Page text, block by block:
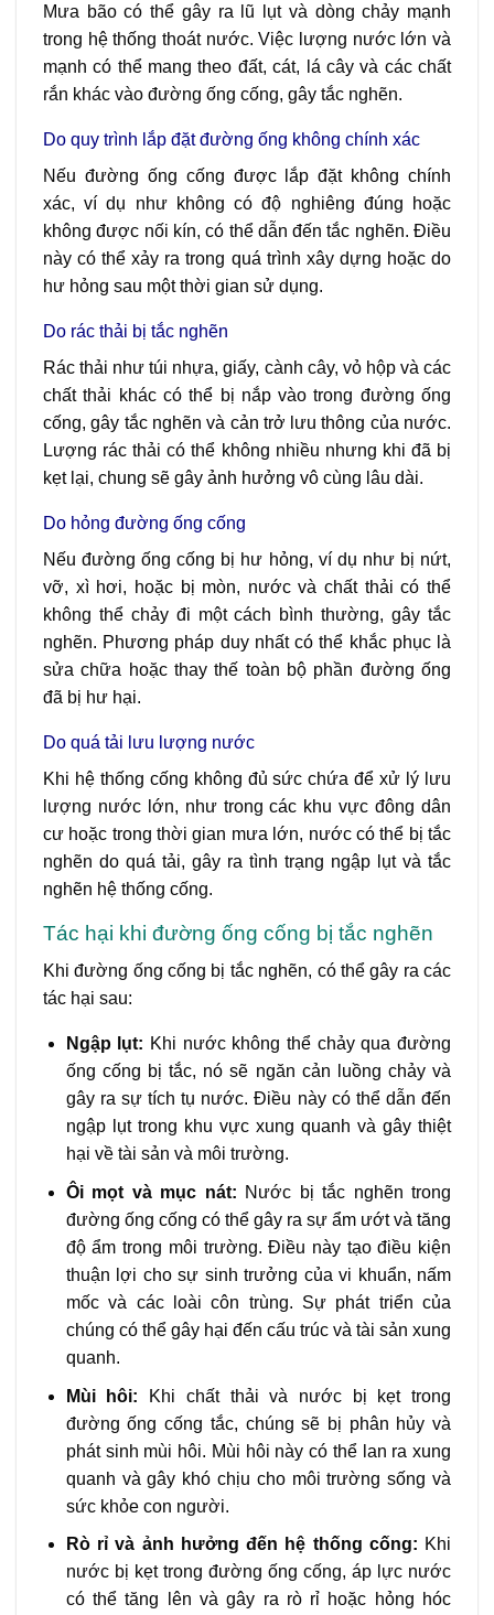
Mưa bão có thể gây ra lũ lụt và dòng chảy mạnh
trong hệ thống thoát nước. Việc lượng nước lớn và
mạnh có thể mang theo đất, cát, lá cây và các chất
rắn khác vào đường ống cống, gây tắc nghẽn.
Do quy trình lắp đặt đường ống không chính xác
Nếu đường ống cống được lắp đặt không chính
xác, ví dụ như không có độ nghiêng đúng hoặc
không được nối kín, có thể dẫn đến tắc nghẽn. Điều
này có thể xảy ra trong quá trình xây dựng hoặc do
hư hỏng sau một thời gian sử dụng.
Do rác thải bị tắc nghẽn
Rác thải như túi nhựa, giấy, cành cây, vỏ hộp và các
chất thải khác có thể bị nắp vào trong đường ống
cống, gây tắc nghẽn và cản trở lưu thông của nước.
Lượng rác thải có thể không nhiều nhưng khi đã bị
kẹt lại, chung sẽ gây ảnh hưởng vô cùng lâu dài.
Do hỏng đường ống cống
Nếu đường ống cống bị hư hỏng, ví dụ như bị nứt,
vỡ, xì hơi, hoặc bị mòn, nước và chất thải có thể
không thể chảy đi một cách bình thường, gây tắc
nghẽn. Phương pháp duy nhất có thể khắc phục là
sửa chữa hoặc thay thế toàn bộ phần đường ống
đã bị hư hại.
Do quá tải lưu lượng nước
Khi hệ thống cống không đủ sức chứa để xử lý lưu
lượng nước lớn, như trong các khu vực đông dân
cư hoặc trong thời gian mưa lớn, nước có thể bị tắc
nghẽn do quá tải, gây ra tình trạng ngập lụt và tắc
nghẽn hệ thống cống.
Tác hại khi đường ống cống bị tắc nghẽn
Khi đường ống cống bị tắc nghẽn, có thể gây ra các
tác hại sau:
Ngập lụt: Khi nước không thể chảy qua đường
ống cống bị tắc, nó sẽ ngăn cản luồng chảy và
gây ra sự tích tụ nước. Điều này có thể dẫn đến
ngập lụt trong khu vực xung quanh và gây thiệt
hại về tài sản và môi trường.
Ôi mọt và mục nát: Nước bị tắc nghẽn trong
đường ống cống có thể gây ra sự ẩm ướt và tăng
độ ẩm trong môi trường. Điều này tạo điều kiện
thuận lợi cho sự sinh trưởng của vi khuẩn, nấm
mốc và các loài côn trùng. Sự phát triển của
chúng có thể gây hại đến cấu trúc và tài sản xung
quanh.
Mùi hôi: Khi chất thải và nước bị kẹt trong
đường ống cống tắc, chúng sẽ bị phân hủy và
phát sinh mùi hôi. Mùi hôi này có thể lan ra xung
quanh và gây khó chịu cho môi trường sống và
sức khỏe con người.
Rò rỉ và ảnh hưởng đến hệ thống cống: Khi
nước bị kẹt trong đường ống cống, áp lực nước
có thể tăng lên và gây ra rò rỉ hoặc hỏng hóc